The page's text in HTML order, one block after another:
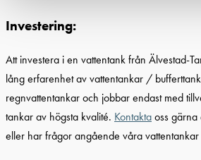
Investering:
Att investera i en vattentank från Älvestad-
lång erfarenhet av vattentankar /
regnvattentankar och jobbar endast med
tankar av högsta kvalité. Kontaktaoss
eller har frågor angående våra vattentankar